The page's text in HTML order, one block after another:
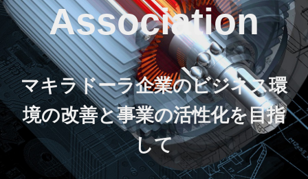
Association
マキラドーラ企業のビジネス環
境の改善と事業の活性化を目指
して